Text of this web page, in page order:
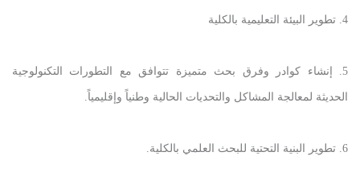
4. تطوير البيئة التعليمية بالكلية
5. إنشاء كوادر وفرق بحث متميزة تتوافق مع التطورات التكنولوجية
الحديثة لمعالجة المشاكل والتحديات الحالية وطنياً وإقليمياً.
6. تطوير البنية التحتية للبحث العلمي بالكلية.